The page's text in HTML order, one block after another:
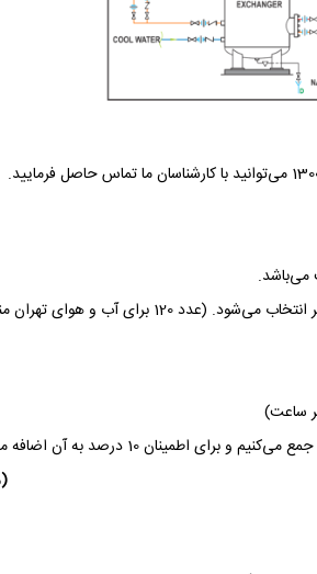
به آن اضافه می‌کنیم. طبق فرمول زیر:
(A+B+((A+B)*10% = ظرفیت حرارتی دیگ بر اساس کیلوکالری بر ساعت